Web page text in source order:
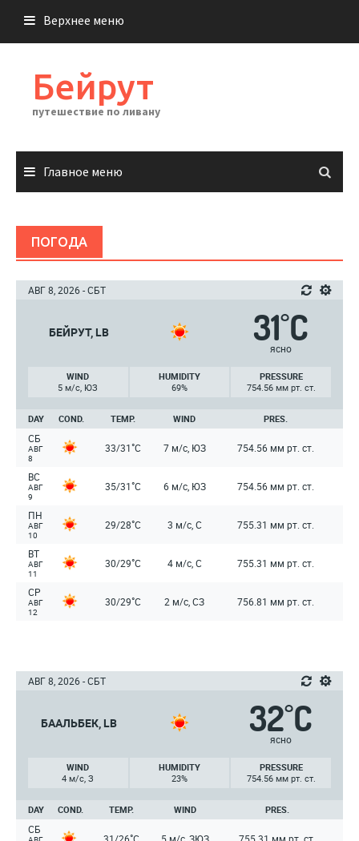
содержимому
Верхнее меню
Бейрут
путешествие по ливану
Главное меню
ПОГОДА
АВГ 8, 2026 - СБТ
БЕЙРУТ, LB 31°C
ясно
WIND
5 м/с, ЮЗ
HUMIDITY
69%
PRESSURE
754.56 мм рт. ст.
DAY COND. TEMP. WIND PRES.
СБ
АВГ
8
33/31°C 7 м/с, ЮЗ 754.56 мм рт. ст.
ВС
АВГ
9
35/31°C 6 м/с, ЮЗ 754.56 мм рт. ст.
ПН
АВГ
10
29/28°C 3 м/с, С 755.31 мм рт. ст.
ВТ
АВГ
11
30/29°C 4 м/с, С 755.31 мм рт. ст.
СР
АВГ
12
30/29°C 2 м/с, СЗ 756.81 мм рт. ст.
АВГ 8, 2026 - СБТ
БААЛЬБЕК, LB 32°C
ясно
WIND
4 м/с, З
HUMIDITY
23%
PRESSURE
754.56 мм рт. ст.
DAY COND. TEMP. WIND PRES.
СБ
31/26°C 5 м/с, ЗЮЗ 755.31 мм рт. ст.